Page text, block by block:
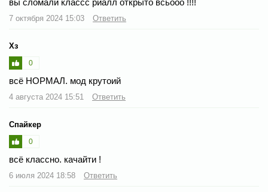
7 октября 2024 15:03 Ответить
Хз
0
всё НОРМАЛ. мод крутоий
4 августа 2024 15:51 Ответить
Спайкер
0
всё классно. качайти !
6 июля 2024 18:58 Ответить